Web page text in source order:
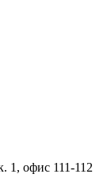
1, офис 111-112